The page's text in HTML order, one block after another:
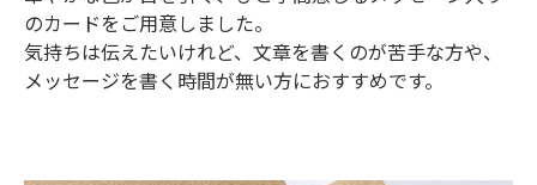
のカードをご用意しました。
気持ちは伝えたいけれど、文章を書くのが苦手な方や、
メッセージを書く時間が無い方におすすめです。